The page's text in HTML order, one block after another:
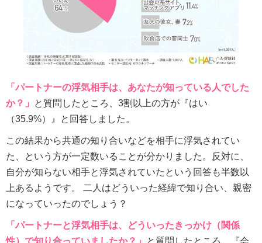
「パートナーの浮気相手は、あなたが知っている人でした
か？」
と質問したところ、3割以上の方が『はい
（35.9%）』と回答しました。
この結果から共通の知り合いなどを相手に浮気されてい
た、という方が一定数いることが分かりました。反対に、
自分が知らない相手と浮気されていたという回答も半数以
上あるようです。 二人はどういった経緯で知り合い、親密
になっていったのでしょう？
「パートナーと浮気相手は、どういったきっかけ（関係
性）で知り合っていましたか？」
と質問したところ、『会